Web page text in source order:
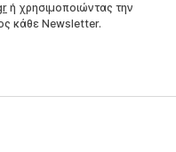
ή χρησιμοποιώντας την
κάθε Newsletter.